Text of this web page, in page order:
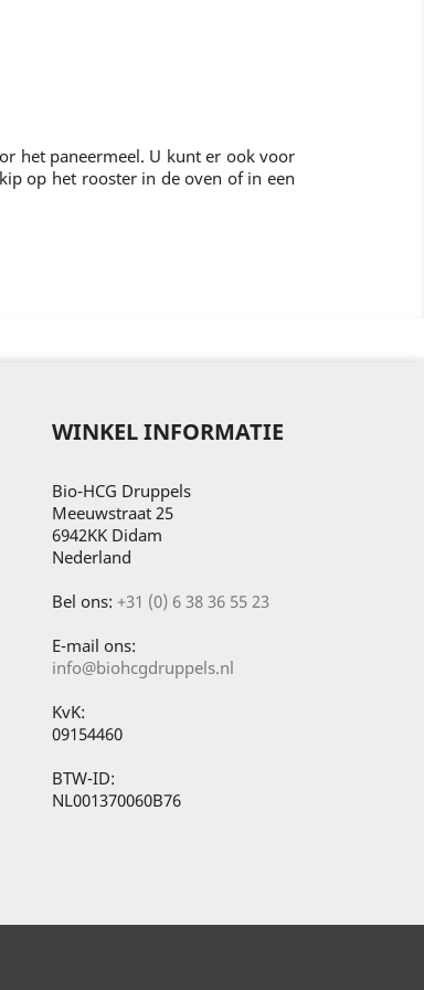
het paneermeel. U kunt er ook voor
op het rooster in de oven of in een
WINKEL INFORMATIE
Bio-HCG Druppels
Meeuwstraat 25
6942KK Didam
Nederland
Bel ons: +31 (0) 6 38 36 55 23
E-mail ons:
info@biohcgdruppels.nl
KvK:
09154460
BTW-ID:
NL001370060B76